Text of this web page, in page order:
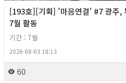
[193호][기획] '마음연결' #7 광주,
7월 활동
기간 : 7월
2026-08-03 18:13
60